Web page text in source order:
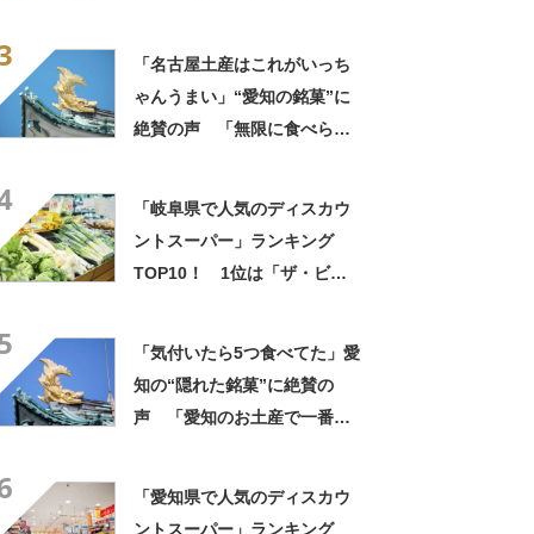
「名古屋土産はこれがいっち
ゃんうまい」“愛知の銘菓”に
絶賛の声 「無限に食べられ
「岐阜県で人気のディスカウ
ントスーパー」ランキング
TOP10！ 1位は「ザ・ビッ
「気付いたら5つ食べてた」愛
知の“隠れた銘菓”に絶賛の
声 「愛知のお土産で一番好
「愛知県で人気のディスカウ
ントスーパー」ランキング